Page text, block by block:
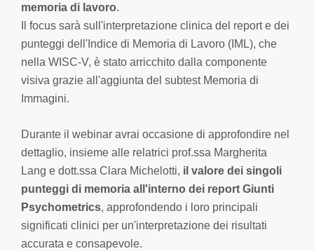
memoria di lavoro.
Il focus sarà sull'interpretazione clinica del report e dei
punteggi dell'Indice di Memoria di Lavoro (IML), che
nella WISC-V, è stato arricchito dalla componente
visiva grazie all'aggiunta del subtestMemoria di
Immagini.
Durante il webinar avrai occasione di approfondire nel
dettaglio, insieme alle relatrici prof.ssa Margherita
Lang e dott.ssa Clara Michelotti, il valore dei singoli
punteggi di memoria all'interno dei report Giunti
Psychometrics, approfondendo i loro principali
significati clinici per un'interpretazione dei risultati
accurata e consapevole.